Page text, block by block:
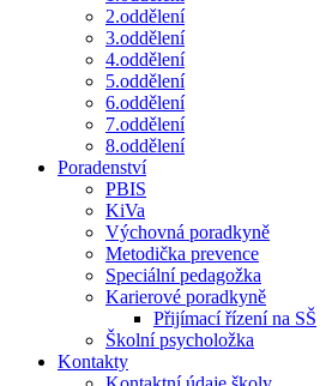
2.oddělení
3.oddělení
4.oddělení
5.oddělení
6.oddělení
7.oddělení
8.oddělení
Poradenství
PBIS
KiVa
Výchovná poradkyně
Metodička prevence
Speciální pedagožka
Karierové poradkyně
Přijímací řízení na SŠ
Školní psycholožka
Kontakty